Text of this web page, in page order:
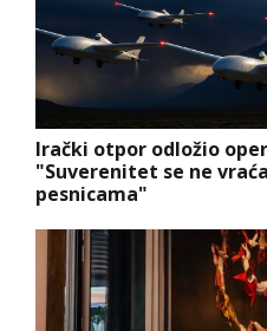
Irački otpor odložio
"Suverenitet se ne
pesnicama"